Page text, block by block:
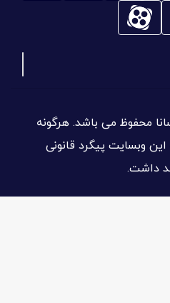
محفوظ می باشد. هرگونه
وبسایت پیگرد قانونی
داشت.